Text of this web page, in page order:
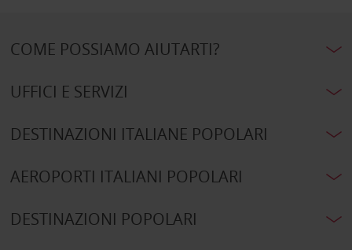
COME POSSIAMO AIUTARTI?
UFFICI E SERVIZI
DESTINAZIONI ITALIANE POPOLARI
AEROPORTI ITALIANI POPOLARI
DESTINAZIONI POPOLARI